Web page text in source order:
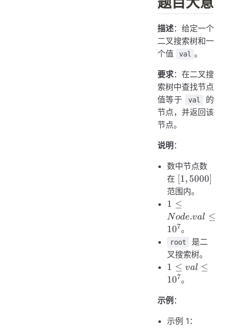
描述：给定一个
二叉搜索树和一
个值
val 。
要求：在二叉搜
索树中查找节点
值等于
val
的
节点，并返回该
节点。
说明：
数中节点数
在 [1,
5000]
[1, 5000]
范围内。
1 \le
Node.val
\le 10^7
1 ≤
Node.val ≤
107。
root
是二
叉搜索树。
1 \le
val
10^7
1 ≤ val ≤
107。
示例 ：
示例 1：